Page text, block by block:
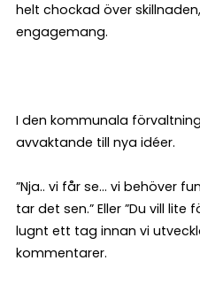
helt chockad över
engagemang.
I den kommunala
avvaktande till nya idéer.
”Nja.. vi får se… vi behöver
tar det sen.” Eller ”Du vill
lugnt ett tag innan vi
kommentarer.